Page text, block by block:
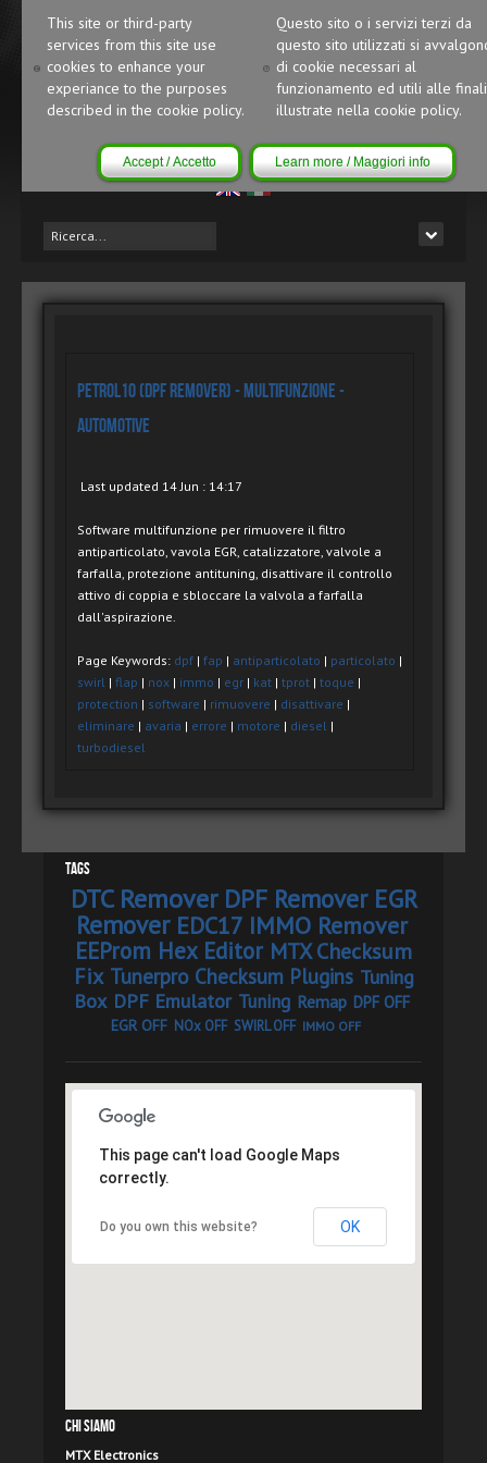
This site or third-party
services from this site use
cookies to enhance your
experiance to the purposes
described in the cookie policy.
Questo sito o i servizi terzi da
questo sito utilizzati si
di cookie necessari al
funzionamento ed utili alle
illustrate nella cookie policy.
Accept / Accetto Learn more / Maggiori info
Petrol10 (DPF Remover) - Multifunzione -
Automotive
Last updated 14 Jun : 14:17
Software multifunzione per rimuovere il filtro
antiparticolato, vavola EGR, catalizzatore, valvole a
farfalla, protezione antituning, disattivare il controllo
attivo di coppia e sbloccare la valvola a farfalla
dall'aspirazione.
Page Keywords: dpf | fap | antiparticolato | particolato |
swirl | flap | nox | immo | egr | kat | tprot | toque |
protection | software | rimuovere | disattivare |
eliminare | avaria | errore | motore | diesel |
turbodiesel
Tags
DTC Remover DPF Remover EGR
Remover EDC17 IMMO Remover
EEProm Hex Editor MTX Checksum
Fix Tunerpro Checksum Plugins Tuning
Box DPF Emulator Tuning Remap DPF OFF
EGR OFF NOx OFF SWIRL OFF IMMO OFF
This page can't load Google Maps
correctly.
Do you own this website? OK
Chi Siamo
MTX Electronics